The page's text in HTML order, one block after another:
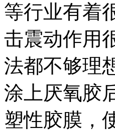
等行业有着
击震动作用
法都不够理
涂上厌氧胶
塑性胶膜，